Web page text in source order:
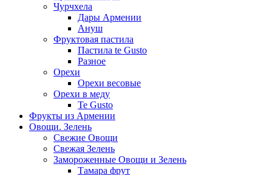
Чурчхела
Дары Армении
Ануш
Фруктовая пастила
Пастила te Gusto
Разное
Орехи
Орехи весовые
Орехи в меду
Te Gusto
Фрукты из Армении
Овощи. Зелень
Свежие Овощи
Свежая Зелень
Замороженные Овощи и Зелень
Тамара фрут